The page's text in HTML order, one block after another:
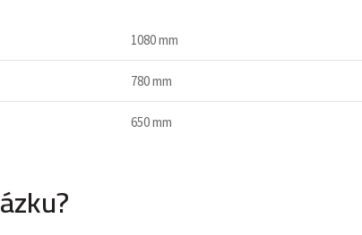
1080 mm
780 mm
650 mm